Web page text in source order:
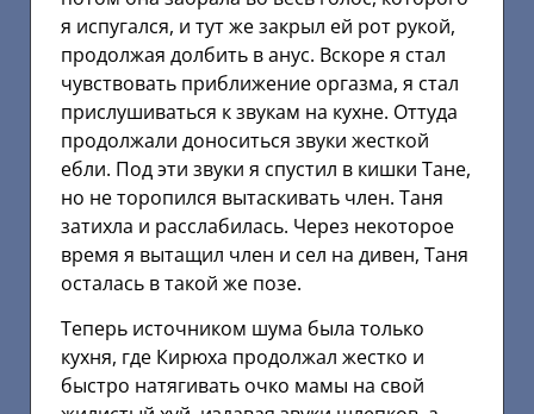
я испугался, и тут же закрыл ей рот рукой,
продолжая долбить в анус. Вскоре я стал
чувствовать приближение оргазма, я стал
прислушиваться к звукам на кухне. Оттуда
продолжали доноситься звуки жесткой
ебли. Под эти звуки я спустил в кишки Тане,
но не торопился вытаскивать член. Таня
затихла и расслабилась. Через некоторое
время я вытащил член и сел на дивен, Таня
осталась в такой же позе.
Теперь источником шума была только
кухня, где Кирюха продолжал жестко и
быстро натягивать очко мамы на свой